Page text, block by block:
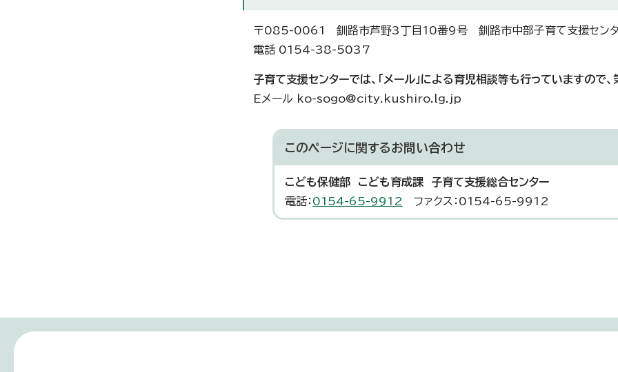
〒085-0061 釧路市芦野3丁目10番9号 釧路市中部子育て支援セン
電話 0154-38-5037
子育て支援センターでは、「メール」による育児相談等も行っていますので
Eメール ko-sogo@city.kushiro.lg.jp
このページに関するお問い合わせ
こども保健部 こども育成課 子育て支援総合センター
電話： 0154-65-9912 ファクス：0154-65-9912